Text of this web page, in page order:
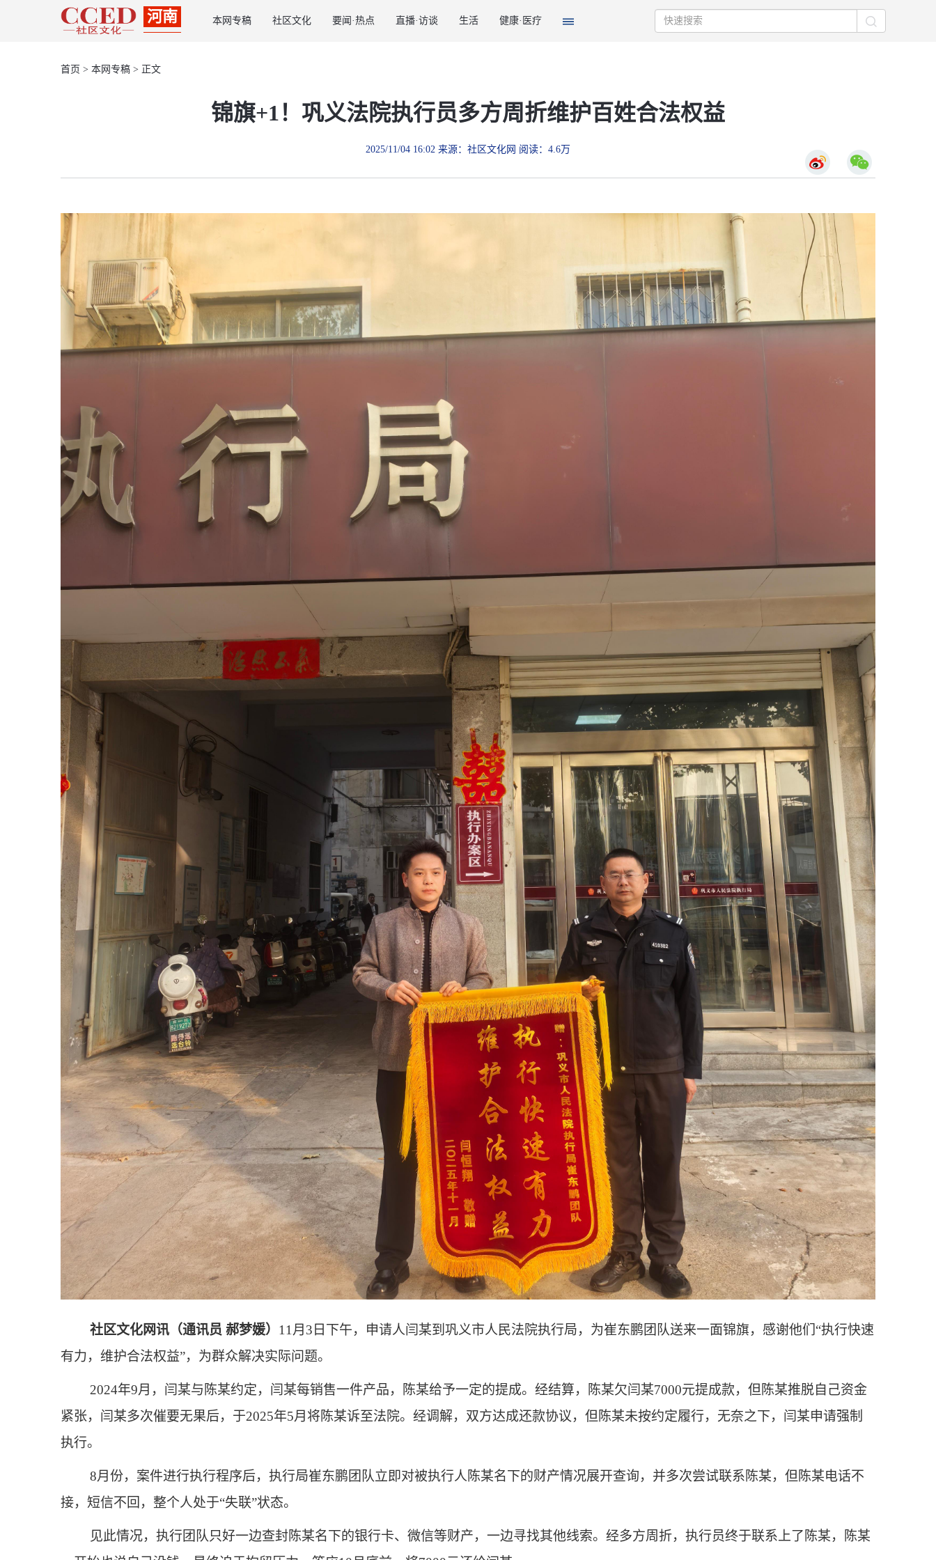
河南 本网专稿 社区文化 要闻·热点 直播·访谈 生活 健康·医疗
首页 > 本网专稿 > 正文
锦旗+1！巩义法院执行员多方周折维护百姓合法权益
2025/11/04 16:02 来源：社区文化网 阅读：4.6万
社区文化网讯（通讯员 郝梦媛） 11月3日下午，申请人闫某到巩义市人民法院执行局，为崔东鹏团队送来一面锦旗，感谢他们“执行快速
有力，维护合法权益”，为群众解决实际问题。
2024年9月，闫某与陈某约定，闫某每销售一件产品，陈某给予一定的提成。经结算，陈某欠闫某7000元提成款，但陈某推脱自己资金
紧张，闫某多次催要无果后，于2025年5月将陈某诉至法院。经调解，双方达成还款协议，但陈某未按约定履行，无奈之下，闫某申请强制
执行。
8月份，案件进行执行程序后，执行局崔东鹏团队立即对被执行人陈某名下的财产情况展开查询，并多次尝试联系陈某，但陈某电话不
接，短信不回，整个人处于“失联”状态。
见此情况，执行团队只好一边查封陈某名下的银行卡、微信等财产，一边寻找其他线索。经多方周折，执行员终于联系上了陈某，陈某